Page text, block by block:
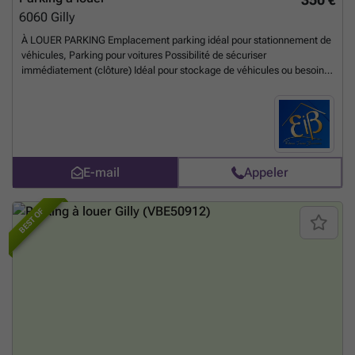
6060 Gilly
À LOUER PARKING Emplacement parking idéal pour stationnement de
véhicules, Parking pour voitures Possibilité de sécuriser
immédiatement (clôture) Idéal pour stockage de véhicules ou besoin
euros/ mois Garantie locative : 3 mois Infos & visites : ### Elena
E-mail Appeler
BEST OF